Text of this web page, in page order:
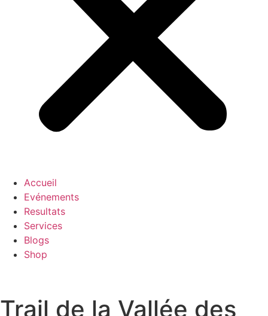
Accueil
Evénements
Resultats
Services
Blogs
Shop
Trail de la Vallée des